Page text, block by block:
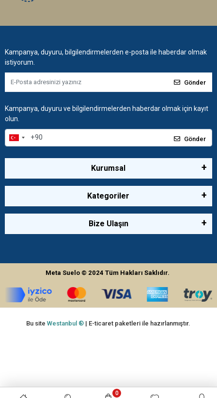
Kampanya, duyuru, bilgilendirmelerden e-posta ile haberdar olmak
istiyorum.
Gönder
Kampanya, duyuru ve bilgilendirmelerden haberdar olmak için kayıt
olun.
Gönder
Kurumsal
Kategoriler
Bize Ulaşın
Meta Suelo © 2024Tüm Hakları Saklıdır.
0
Bu siteWestanbul ® | E-ticaret paketleri ile hazırlanmıştır.